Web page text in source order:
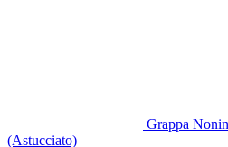
Grappa
(Astucciato)